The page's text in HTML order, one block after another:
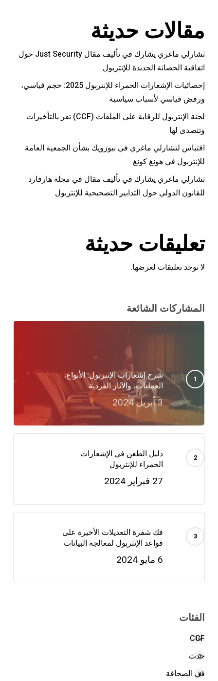
مقالات حديثة
تشارلي ماغري يشارك في تأليف مقال Just Security حول
اتفاقية الحصانة الجديدة للإنتربول
إحصائيات الإشعارات الحمراء للإنتربول 2025: حجم قياسي،
ورفض قياسي لأسباب سياسية
لجنة الإنتربول للرقابة على الملفات (CCF) تقر بالتأخيرات
وتتصدى لها
اقتباس لتشارلي ماغري في نيوزويك بشأن الجمعية العامة
للإنتربول في هونغ كونغ
تشارلي ماغري يشارك في تأليف مقال في مجلة هارفارد
للقانون الدولي حول التدابير التصحيحية للإنتربول
تعليقات حديثة
لا توجد تعليقات لعرضها.
المشاركات الشائعة
شرح إشعارات الإنتربول: الأنواع،
العمليات، والآثار الفردية
3 أبريل 2024
دليل الطعن في الإشعارات
الحمراء للإنتربول
27 فبراير 2024
فك شفرة التعديلات الأخيرة على
قواعد الإنتربول لمعالجة البيانات
6 مايو 2024
الفئات
CCF
16
حدث
3
في الصحافة
8